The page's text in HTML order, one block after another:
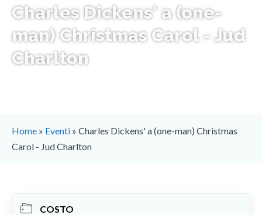
Charles Dickens' a (one-
man) Christmas Carol - Jud
Charlton
Home » Eventi » Charles Dickens' a (one-man) Christmas
Carol - Jud Charlton
COSTO